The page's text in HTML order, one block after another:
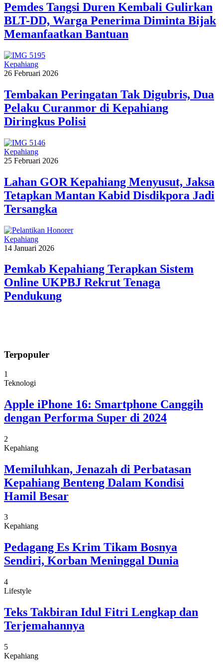
Pemdes Tangsi Duren Kembali Gulirkan
BLT-DD, Warga Penerima Diminta Bijak
Memanfaatkan Bantuan
Kepahiang
26 Februari 2026
Tembakan Peringatan Tak Digubris, Dua
Pelaku Curanmor di Kepahiang
Diringkus Polisi
Kepahiang
25 Februari 2026
Lahan GOR Kepahiang Menyusut, Jaksa
Tetapkan Mantan Kabid Disdikpora Jadi
Tersangka
Kepahiang
14 Januari 2026
Pemkab Kepahiang Terapkan Sistem
Online UKPBJ Rekrut Tenaga
Pendukung
Terpopuler
1
Teknologi
Apple iPhone 16: Smartphone Canggih
dengan Performa Super di 2024
2
Kepahiang
Memiluhkan, Jenazah di Perbatasan
Kepahiang Benteng Dalam Kondisi
Hamil Besar
3
Kepahiang
Pedagang Es Krim Tikam Bosnya
Sendiri, Korban Meninggal Dunia
4
Lifestyle
Teks Takbiran Idul Fitri Lengkap dan
Terjemahannya
5
Kepahiang